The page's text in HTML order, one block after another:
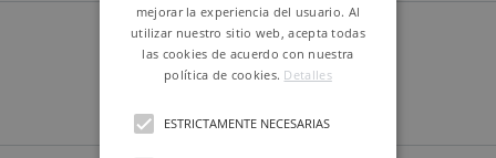
mejorar la experiencia del usuario. Al
utilizar nuestro sitio web, acepta todas
las cookies de acuerdo con nuestra
política de cookies. Detalles
ESTRICTAMENTE NECESARIAS